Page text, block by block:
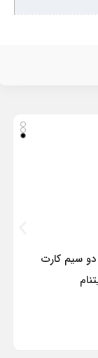
گوشی موبایل سامسونگ مدل Galaxy A26 دو سیم کارت